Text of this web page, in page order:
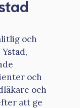
och
och
och
att ge